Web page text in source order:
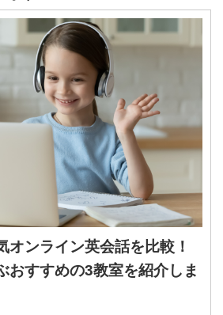
オンライン英会話を比較！
おすすめの3教室を紹介しま